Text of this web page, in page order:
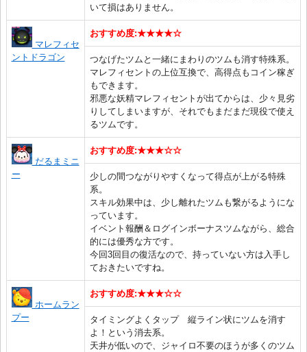
いて損はありません。
マレフィセ
ントドラゴン
おすすめ度:★★★★☆
つなげたツムと一緒にまわりのツムも消す特殊系。
マレフィセントの上位互換で、高得点もコイン稼ぎ
もできます。
邪悪な妖精マレフィセントが出てからは、少々見劣
りしてしまいますが、それでもまだまだ現役で使え
るツムです。
だるまミニ
ー
おすすめ度:★★★☆☆
少しの間つながりやすくなって得点が上がる特殊
系。
スキル効果中は、少し離れたツムも繋がるようにな
っています。
イベント報酬＆ログインボーナスツムながら、総合
的には優秀な方です。
今回3回目の復活なので、持っていない方は入手し
ておきたいですね。
ホームラン
プー
おすすめ度:★★★☆☆
タイミングよくタップ 縦ライン状にツムを消す
よ！という消去系。
天井が低いので、ジャイロ不要のほうが多くのツム